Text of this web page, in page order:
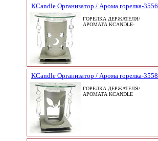
KCandle Организатор / Арома горелка-3556
ГОРЕЛКА ДЕРЖАТЕЛЯ/
АРОМАТА KCANDLE-
KCandle Организатор / Арома горелка-3558
ГОРЕЛКА ДЕРЖАТЕЛЯ/
АРОМАТА KCANDLE